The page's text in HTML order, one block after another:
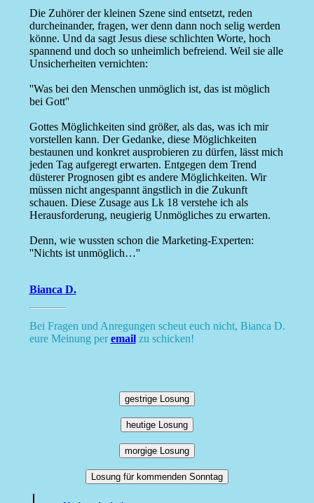
Die Zuhörer der kleinen Szene sind entsetzt, reden
durcheinander, fragen, wer denn dann noch selig werden
könne. Und da sagt Jesus diese schlichten Worte, hoch
spannend und doch so unheimlich befreiend. Weil sie alle
Unsicherheiten vernichten:
''Was bei den Menschen unmöglich ist, das ist möglich
bei Gott''
Gottes Möglichkeiten sind größer, als das, was ich mir
vorstellen kann. Der Gedanke, diese Möglichkeiten
bestaunen und konkret ausprobieren zu dürfen, lässt mich
jeden Tag aufgeregt erwarten. Entgegen dem Trend
düsterer Prognosen gibt es andere Möglichkeiten. Wir
müssen nicht angespannt ängstlich in die Zukunft
schauen. Diese Zusage aus Lk 18 verstehe ich als
Herausforderung, neugierig Unmögliches zu erwarten.
Denn, wie wussten schon die Marketing-Experten:
''Nichts ist unmöglich…''
Bianca D.
Bei Fragen und Anregungen scheut euch nicht, Bianca D.
eure Meinung peremailzu schicken!
gestrige Losung
heutige Losung
morgige Losung
Losung für kommenden Sonntag